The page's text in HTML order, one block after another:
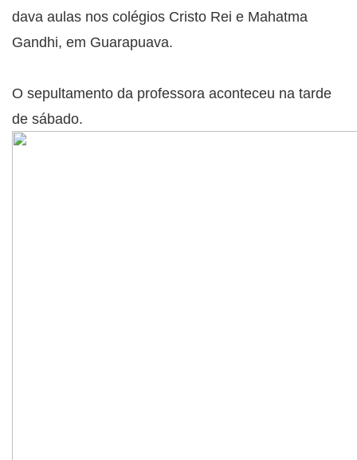
dava aulas nos colégios Cristo Rei e Mahatma
Gandhi, em Guarapuava.
O sepultamento da professora aconteceu na tarde
de sábado.